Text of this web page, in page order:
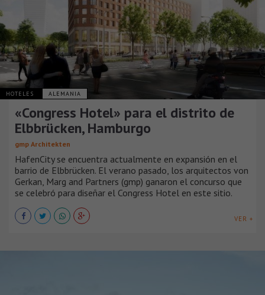
HOTELES ALEMANIA
«Congress Hotel» para el distrito de
Elbbrücken, Hamburgo
gmp Architekten
HafenCity se encuentra actualmente en expansión en el
barrio de Elbbrücken. El verano pasado, los arquitectos von
Gerkan, Marg and Partners (gmp) ganaron el concurso que
se celebró para diseñar el Congress Hotel en este sitio.
VER +